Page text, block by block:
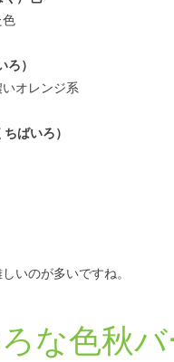
）
オレンジ系
ばいろ）
いのが多いですね。
な色秋